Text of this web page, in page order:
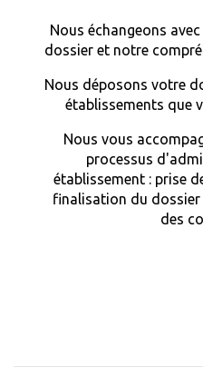
Nous échangeons
dossier et notre
Nous déposons votre
établissements que
Nous vous
processus
établissement : prise
finalisation du
des